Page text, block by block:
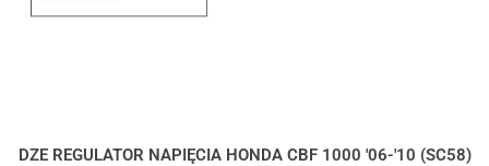
DZE REGULATOR NAPIĘCIA HONDA CBF 1000 '06-'10 (SC58)